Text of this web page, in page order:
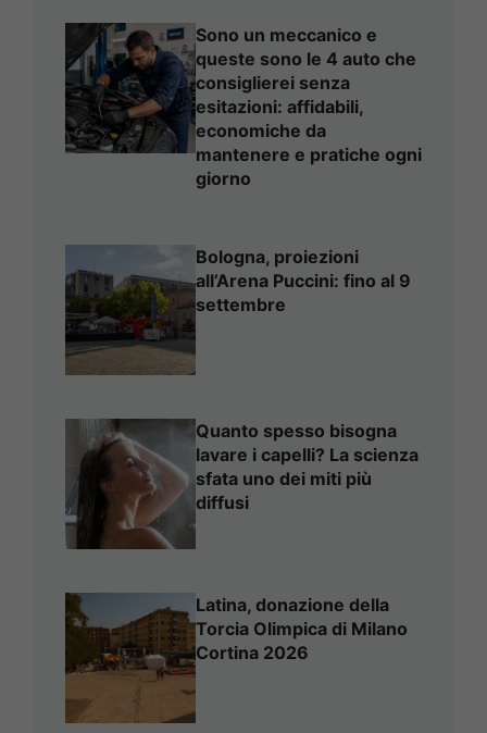
Sono un meccanico e
queste sono le 4 auto che
consiglierei senza
esitazioni: affidabili,
economiche da
mantenere e pratiche ogni
giorno
Bologna, proiezioni
all’Arena Puccini: fino al 9
settembre
Quanto spesso bisogna
lavare i capelli? La scienza
sfata uno dei miti più
diffusi
Latina, donazione della
Torcia Olimpica di Milano
Cortina 2026